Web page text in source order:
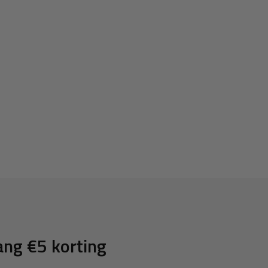
€5 korting